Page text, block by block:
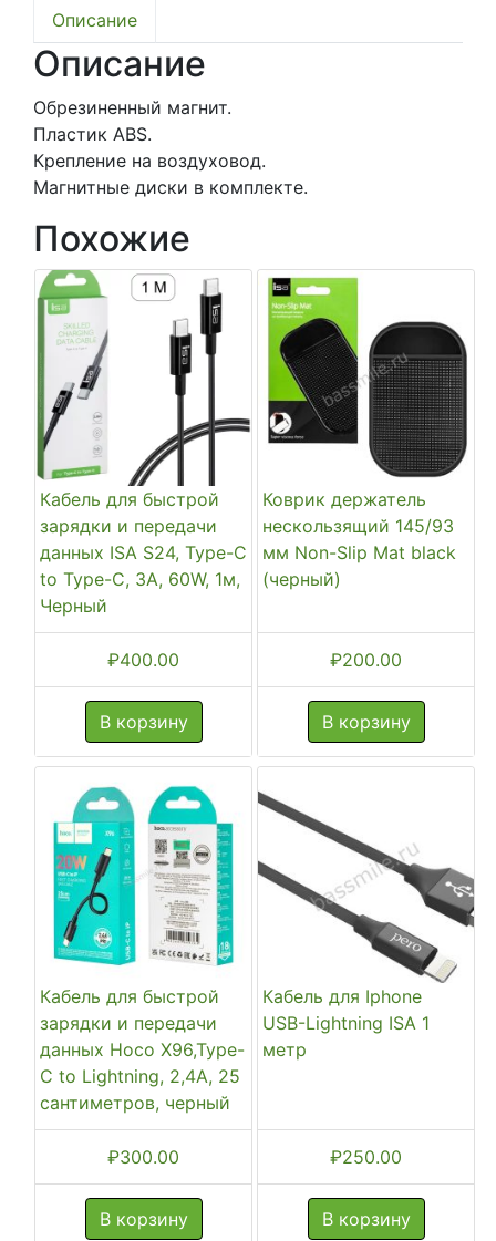
Black
Magnetic
Holder
Описание
Описание
Обрезиненный магнит.
Пластик ABS.
Крепление на воздуховод.
Магнитные диски в комплекте.
Похожие
Кабель для быстрой
зарядки и передачи
данных ISA S24, Type-C
to Type-C, 3A, 60W, 1м,
Черный
₽400.00
В корзину
Коврик держатель
нескользящий 145/93
мм Non-Slip Mat black
(черный)
₽200.00
В корзину
Кабель для быстрой
зарядки и передачи
данных Hoco X96,Type-
C to Lightning, 2,4A, 25
сантиметров, черный
₽300.00
В корзину
Кабель для Iphone
USB-Lightning ISA 1
метр
₽250.00
В корзину